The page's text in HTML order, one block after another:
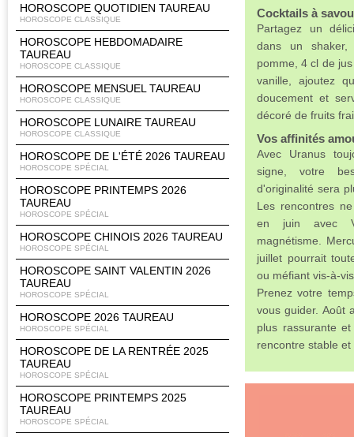
HOROSCOPE QUOTIDIEN TAUREAU
HOROSCOPE CLASSIQUE
HOROSCOPE HEBDOMADAIRE
TAUREAU
HOROSCOPE CLASSIQUE
HOROSCOPE MENSUEL TAUREAU
HOROSCOPE CLASSIQUE
HOROSCOPE LUNAIRE TAUREAU
HOROSCOPE CLASSIQUE
HOROSCOPE DE L'ÉTÉ 2026 TAUREAU
HOROSCOPE SPÉCIAL
HOROSCOPE PRINTEMPS 2026
TAUREAU
HOROSCOPE SPÉCIAL
HOROSCOPE CHINOIS 2026 TAUREAU
HOROSCOPE SPÉCIAL
HOROSCOPE SAINT VALENTIN 2026
TAUREAU
HOROSCOPE SPÉCIAL
HOROSCOPE 2026 TAUREAU
HOROSCOPE SPÉCIAL
HOROSCOPE DE LA RENTRÉE 2025
TAUREAU
HOROSCOPE SPÉCIAL
HOROSCOPE PRINTEMPS 2025
TAUREAU
HOROSCOPE SPÉCIAL
Cocktails à
Partagez un
dans un
pomme, 4 cl de
vanille, ajoutez
doucement et
décoré de fruits
Vos affinités
Avec Uranus
signe, votre
d'originalité sera
Les rencontres
en juin avec
magnétisme.
juillet pourrait
ou méfiant vis-à-
Prenez votre
vous guider. Août
plus rassurante
rencontre stable et